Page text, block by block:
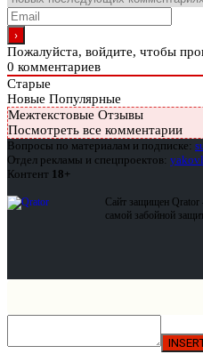
Пожалуйста, войдите, чтобы
0 комментариев
Старые
Новые Популярные
Межтекстовые Отзывы
Посмотреть все комментарии
Вопросы по материалам и подписке:
Отдел рекламы и спецпроектов:
Контент 18+
Сайт защищен
самой забойной